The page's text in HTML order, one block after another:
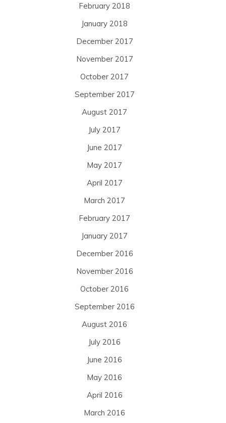
February 2018
January 2018
December 2017
November 2017
October 2017
September 2017
August 2017
July 2017
June 2017
May 2017
April 2017
March 2017
February 2017
January 2017
December 2016
November 2016
October 2016
September 2016
August 2016
July 2016
June 2016
May 2016
April 2016
March 2016